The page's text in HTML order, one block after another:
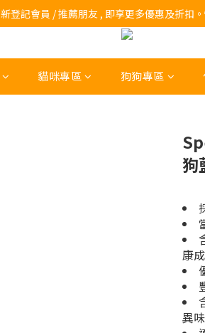
訂購滿$200 即可免費送貨!
新登記會員 / 推薦朋友 , 即享更多優惠及折扣
訂購滿$200 即可免費送貨!
貓咪專區 狗狗專區
狗
康
異味